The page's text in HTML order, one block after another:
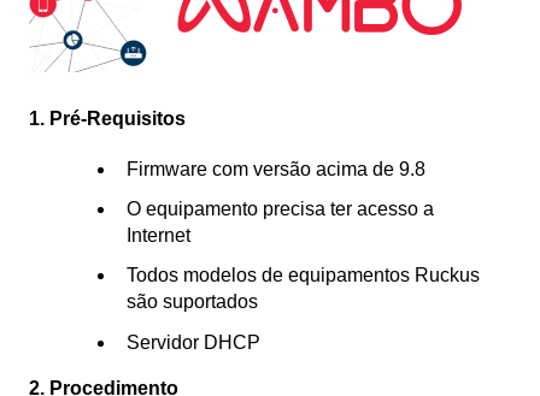
1. Pré-Requisitos
Firmware com versão acima de 9.8
O equipamento precisa ter acesso a
Internet
Todos modelos de equipamentos Ruckus
são suportados
Servidor DHCP
2. Procedimento